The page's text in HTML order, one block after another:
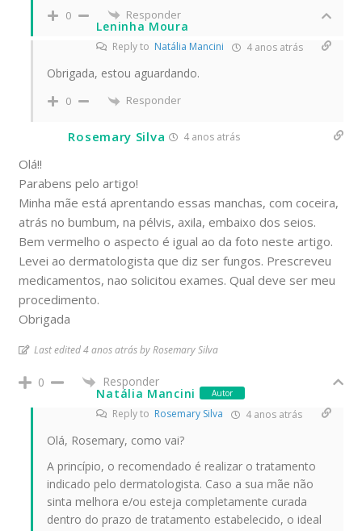
0 Responder
Leninha Moura
Reply to Natália Mancini 4 anos atrás
Obrigada, estou aguardando.
0 Responder
Rosemary Silva 4 anos atrás
Olá!!
Parabens pelo artigo!
Minha mãe está aprentando essas manchas, com coceira,
atrás no bumbum, na pélvis, axila, embaixo dos seios.
Bem vermelho o aspecto é igual ao da foto neste artigo.
Levei ao dermatologista que diz ser fungos. Prescreveu
medicamentos, nao solicitou exames. Qual deve ser meu
procedimento.
Obrigada
Last edited 4 anos atrás by Rosemary Silva
0
Responder
Natália Mancini
Autor
Reply to Rosemary Silva 4 anos atrás
Olá, Rosemary, como vai?
A princípio, o recomendado é realizar o tratamento
indicado pelo dermatologista. Caso a sua mãe não
sinta melhora e/ou esteja completamente curada
dentro do prazo de tratamento estabelecido, o ideal